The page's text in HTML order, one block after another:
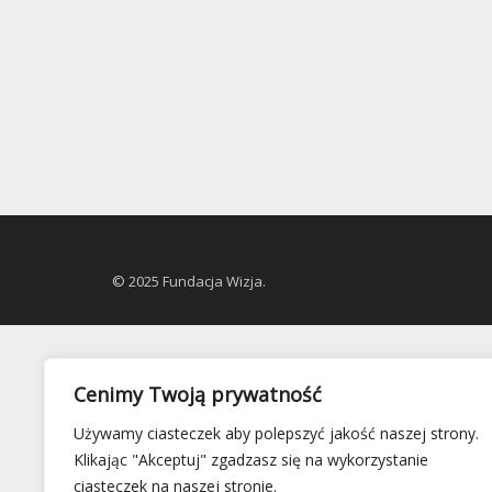
Cenimy Twoją prywatność
Używamy ciasteczek aby polepszyć jakość naszej strony.
Klikając "Akceptuj" zgadzasz się na wykorzystanie
ciasteczek na naszej stronie.
© 2025 Fundacja Wizja.